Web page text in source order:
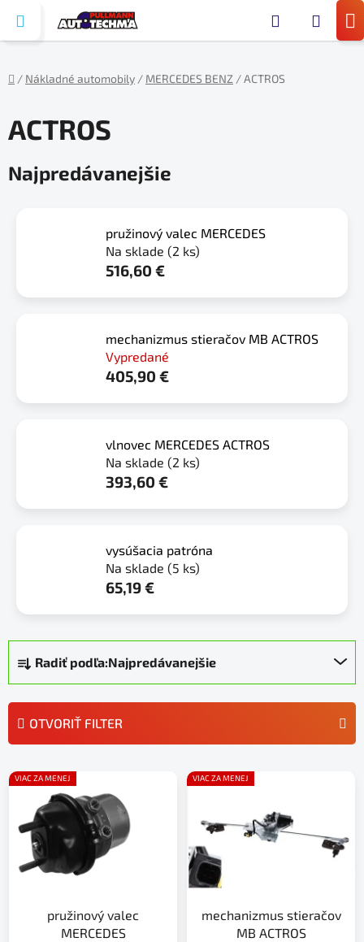
obsah
/ Nákladné automobily / MERCEDES BENZ /ACTROS
ACTROS
Najpredávanejšie
pružinový valec MERCEDES
Na sklade (2 ks)
516,60 €
mechanizmus stieračov MB ACTROS
Vypredané
405,90 €
vlnovec MERCEDES ACTROS
Na sklade (2 ks)
393,60 €
vysúšacia patróna
Na sklade (5 ks)
65,19 €
R
a
d
e
n
e
Radiť podľa:Najpredávanejšie
OTVORIŤ FILTER
V
ý
VIAC ZA MENEJ
pružinový valec
MERCEDES
VIAC ZA MENEJ
mechanizmus stieračov
MB ACTROS